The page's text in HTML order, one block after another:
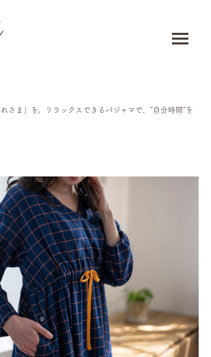
さま」を。リラックスできるパジャマで、“自分時間”を